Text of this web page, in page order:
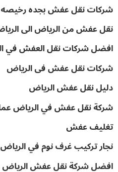
شركات نقل عفش بجده رخيصه
نقل عفش من الرياض الى
افضل شركات نقل العفش في
شركات نقل عفش فى الرياض
دليل نقل عفش الرياض
شركة نقل عفش في الرياض
تغليف عفش
نجار تركيب غرف نوم في الرياض
افضل شركة نقل عفش الرياض